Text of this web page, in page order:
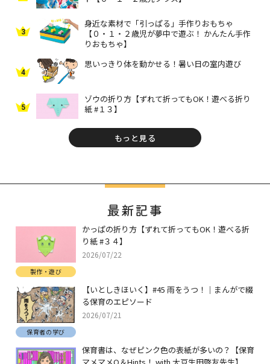
3
身近な素材で「引っぱる」手作りおもちゃ
【０・１・２歳児が夢中で遊ぶ！ かんたん手作
りおもちゃ】
4
思いっきり体を動かせる！暑い日の室内遊び
5
ゾウの折り方【ずれて折ってもOK！遊べる折り
紙 #１３】
もっと見る
最新記事
かっぱの折り方【ずれて折ってもOK！遊べる折
り紙 #３４】
2026/07/22
製作・遊び
【いとしきほいく】#45 雨をうつ！｜まんがで綴
る保育のエピソード
2026/07/21
保育者の学び
保育書は、なぜピンク色の表紙が多いの？【保育